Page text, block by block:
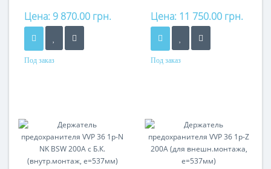
Цена: 9 870.00 грн.
Под заказ
Цена: 11 750.00 грн.
Под заказ